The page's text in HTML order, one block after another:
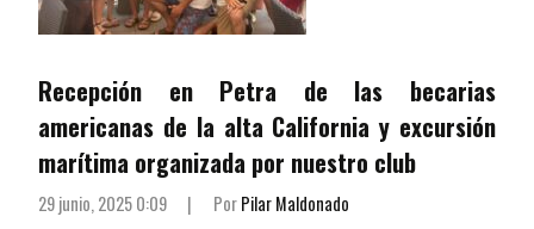
Recepción en Petra de las becarias
americanas de la alta California y excursión
marítima organizada por nuestro club
29 junio, 2025 0:09 | PorPilar Maldonado